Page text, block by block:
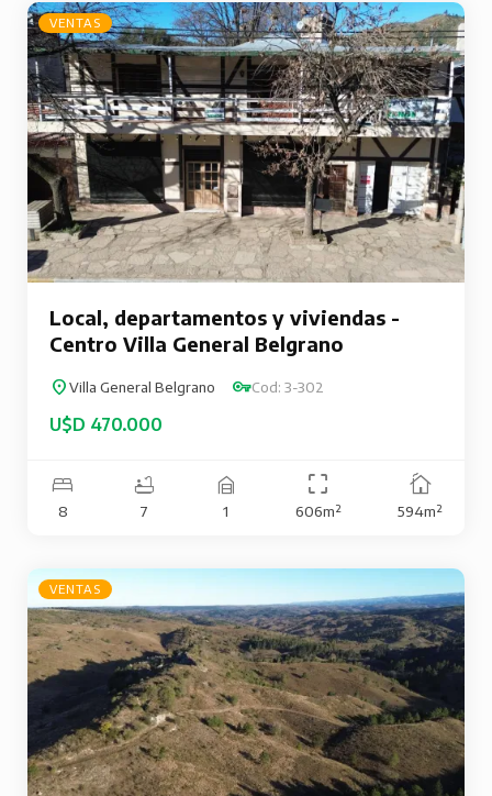
VENTAS
Local, departamentos y viviendas -
Centro Villa General Belgrano
Villa General Belgrano Cod: 3-302
U$D 470.000
8 7 1 606m² 594m²
VENTAS